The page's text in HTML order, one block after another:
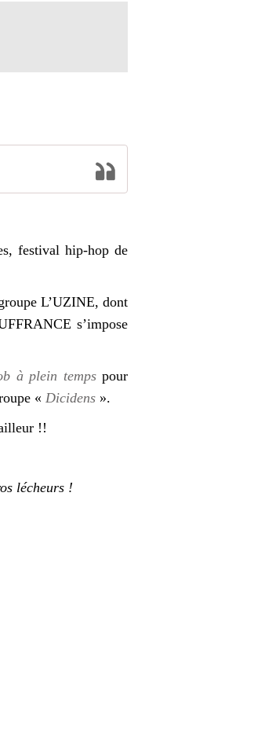
festival hip-hop de
L’UZINE, dont
s’impose
à plein tempspour
« Dicidens ».
!!
lécheurs !